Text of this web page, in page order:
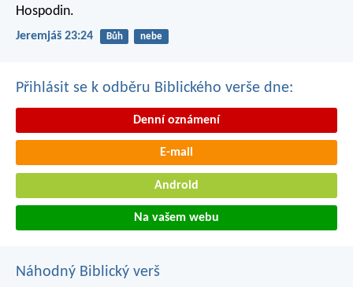
Hospodin.
Jeremjáš 23:24 Bůh nebe
Přihlásit se k odběru Biblického verše dne:
Denní oznámení
E-mail
Android
Na vašem webu
Náhodný Biblický verš